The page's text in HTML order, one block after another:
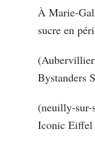
À Marie-
sucre en
Bystanders
(neuilly-sur-
Iconic Eiffel